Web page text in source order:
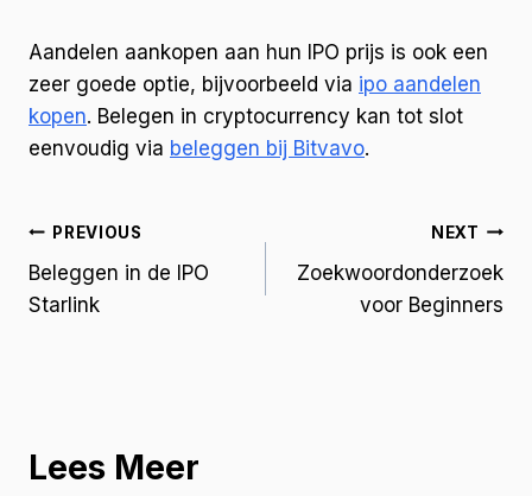
Aandelen aankopen aan hun IPO prijs is ook een
zeer goede optie, bijvoorbeeld via ipo aandelen
kopen. Belegen in cryptocurrency kan tot slot
eenvoudig via beleggen bij Bitvavo.
PREVIOUS
Beleggen in de IPO
Starlink
NEXT
Zoekwoordonderzoek
voor Beginners
Lees Meer